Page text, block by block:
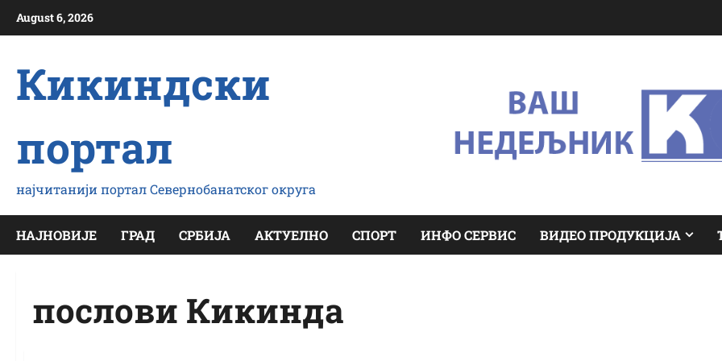
August 6, 2026
Кикиндски
портал
најчитанији портал Севернобанатског округа
НАЈНОВИЈЕ ГРАД СРБИЈА АКТУЕЛНО СПОРТ ИНФО СЕРВИС ВИДЕО ПРОДУКЦИЈА
послови Кикинда